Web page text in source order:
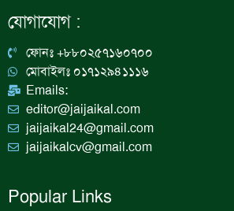
b
o
a
g
a
m
n
যোগাযোগ :
ফোনঃ +৮৮০২৫৭১৬০৭০০
মোবাইলঃ ০১৭১২৯৪১১১৬
Emails:
editor@jaijaikal.com
jaijaikal24@gmail.com
jaijaikalcv@gmail.com
Popular Links